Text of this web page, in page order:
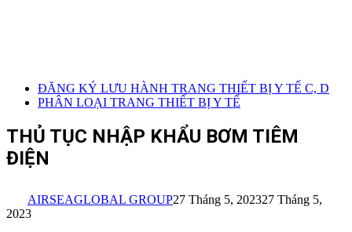
ĐĂNG KÝ LƯU HÀNH TRANG THIẾT BỊ Y TẾ C, D
PHÂN LOẠI TRANG THIẾT BỊ Y TẾ
THỦ TỤC NHẬP KHẨU BƠM TIÊM
ĐIỆN
AIRSEAGLOBAL GROUP27 Tháng 5, 202327 Tháng 5,
2023